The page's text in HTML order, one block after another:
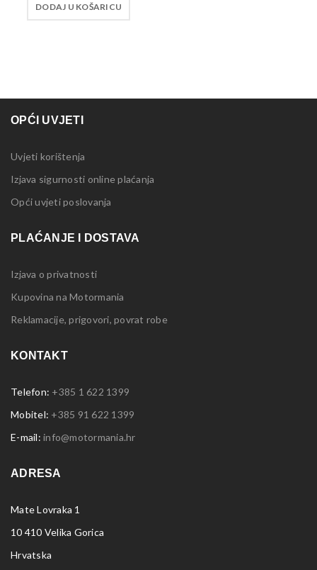
DODAJ U KOŠARICU
OPĆI UVJETI
Uvjeti korištenja
Izjava sigurnosti online plaćanja
Opći uvjeti poslovanja
PLAĆANJE I DOSTAVA
Izjava o privatnosti
Kupovina na Motormania
Reklamacije, prigovori, povrat robe
KONTAKT
Telefon: +385 1 622 1399
Mobitel: +385 91 622 1399
E-mail: info@motormania.hr
ADRESA
Mate Lovraka 1
10 410 Velika Gorica
Hrvatska